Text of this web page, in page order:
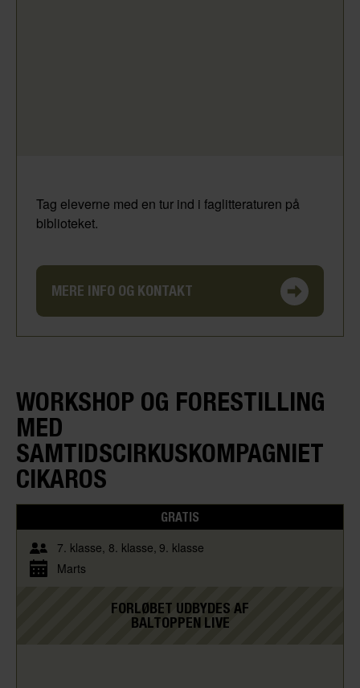
Tag eleverne med en tur ind i faglitteraturen på
biblioteket.
MERE INFO OG KONTAKT
WORKSHOP OG FORESTILLING
MED
SAMTIDSCIRKUSKOMPAGNIET
CIKAROS
GRATIS
7. klasse 8. klasse 9. klasse
Marts
FORLØBET UDBYDES AF
BALTOPPEN LIVE